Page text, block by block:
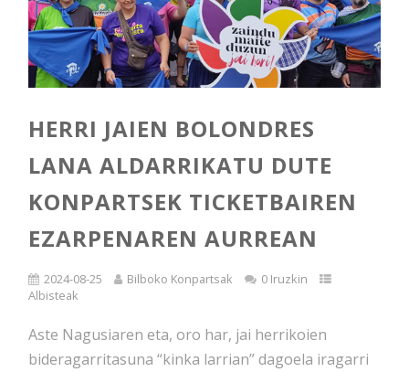
HERRI JAIEN BOLONDRES
LANA ALDARRIKATU DUTE
KONPARTSEK TICKETBAIREN
EZARPENAREN AURREAN
2024-08-25 Bilboko Konpartsak
0 Iruzkin
Albisteak
Aste Nagusiaren eta, oro har, jai herrikoien
bideragarritasuna “kinka larrian” dagoela iragarri